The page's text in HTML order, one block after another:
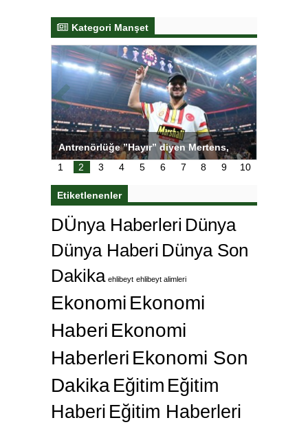
Kategori Manşet
Antrenörlüğe ”Hayır” diyen Mertens,
Galatasaray’dan bakın ne istedi
1
2 3 4 5 6 7 8 9 10
Etiketlenenler
DÜnya Haberleri Dünya
Dünya Haberi Dünya Son
Dakika ehlibeyt ehlibeyt alimleri
Ekonomi Ekonomi
Haberi Ekonomi
Haberleri Ekonomi Son
Dakika Eğitim Eğitim
Haberi Eğitim Haberleri